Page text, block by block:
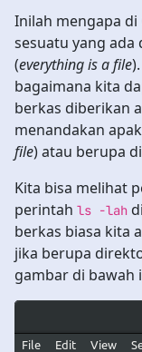
Inilah mengapa di
sesuatu yang ada
(everything is a file
bagaimana kita
berkas diberikan
menandakan
file) atau berupa
Kita bisa melihat
perintah ls -lah
berkas biasa kita
jika berupa
gambar di bawah